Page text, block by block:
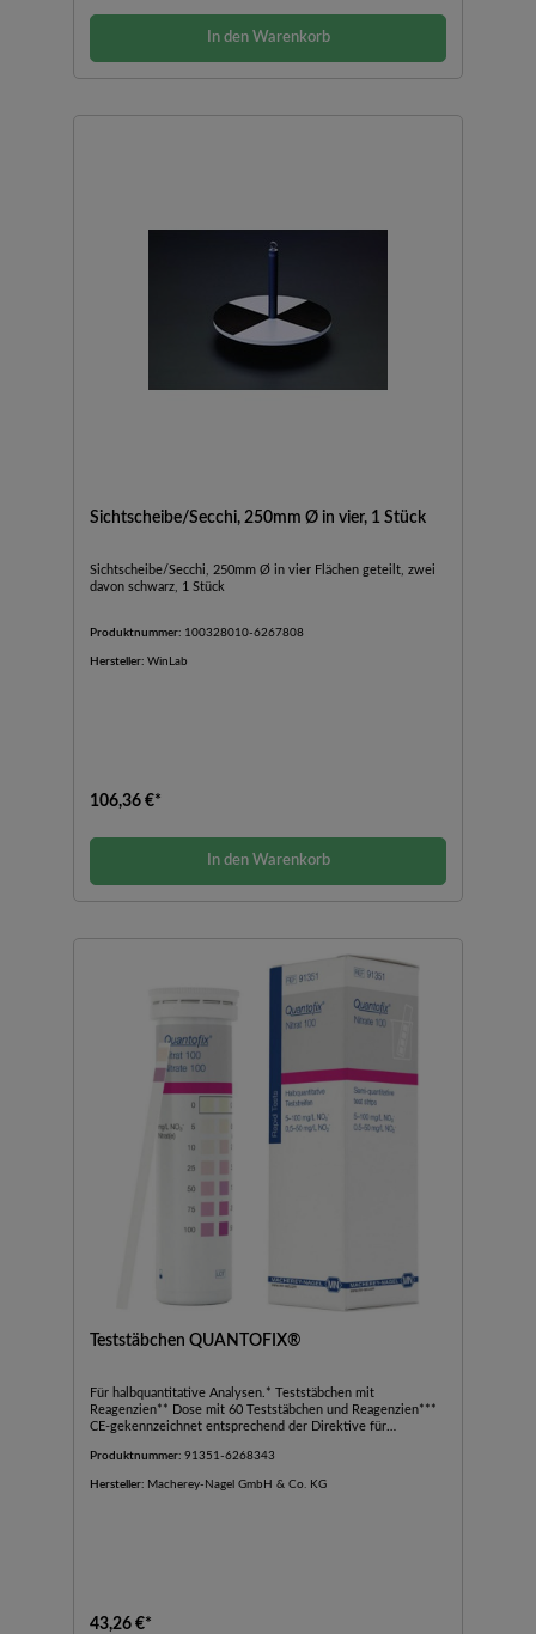
In den Warenkorb
Sichtscheibe/Secchi, 250mm Ø in vier, 1 Stück
Sichtscheibe/Secchi, 250mm Ø in vier Flächen geteilt, zwei
davon schwarz, 1 Stück
Produktnummer: 100328010-6267808
Hersteller: WinLab
106,36 €*
In den Warenkorb
Teststäbchen QUANTOFIX®
Für halbquantitative Analysen.* Teststäbchen mit
Reagenzien** Dose mit 60 Teststäbchen und Reagenzien***
CE-gekennzeichnet entsprechend der Direktive für
Produktnummer: 91351-6268343
Hersteller: Macherey-Nagel GmbH & Co. KG
43,26 €*